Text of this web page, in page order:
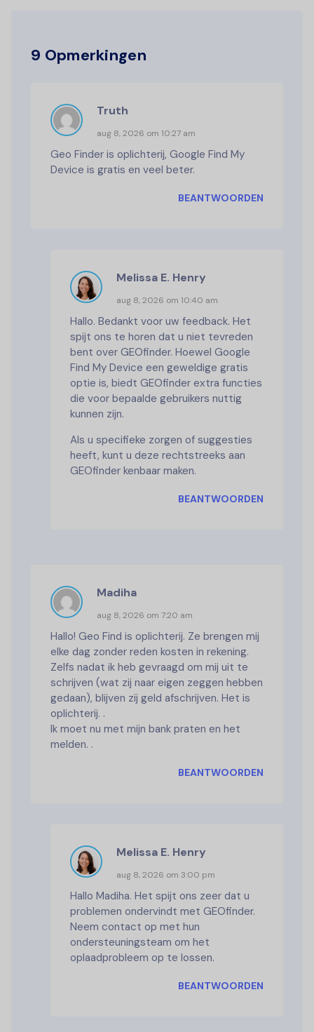
9 Opmerkingen
Truth
aug 8, 2026 om 10:27 am
Geo Finder is oplichterij, Google Find My
Device is gratis en veel beter.
BEANTWOORDEN
Melissa E. Henry
aug 8, 2026 om 10:40 am
Hallo. Bedankt voor uw feedback. Het
spijt ons te horen dat u niet tevreden
bent over GEOfinder. Hoewel Google
Find My Device een geweldige gratis
optie is, biedt GEOfinder extra functies
die voor bepaalde gebruikers nuttig
kunnen zijn.
Als u specifieke zorgen of suggesties
heeft, kunt u deze rechtstreeks aan
GEOfinder kenbaar maken.
BEANTWOORDEN
Madiha
aug 8, 2026 om 7:20 am
Hallo! Geo Find is oplichterij. Ze brengen mij
elke dag zonder reden kosten in rekening.
Zelfs nadat ik heb gevraagd om mij uit te
schrijven (wat zij naar eigen zeggen hebben
gedaan), blijven zij geld afschrijven. Het is
oplichterij. .
Ik moet nu met mijn bank praten en het
melden. .
BEANTWOORDEN
Melissa E. Henry
aug 8, 2026 om 3:00 pm
Hallo Madiha. Het spijt ons zeer dat u
problemen ondervindt met GEOfinder.
Neem contact op met hun
ondersteuningsteam om het
oplaadprobleem op te lossen.
BEANTWOORDEN